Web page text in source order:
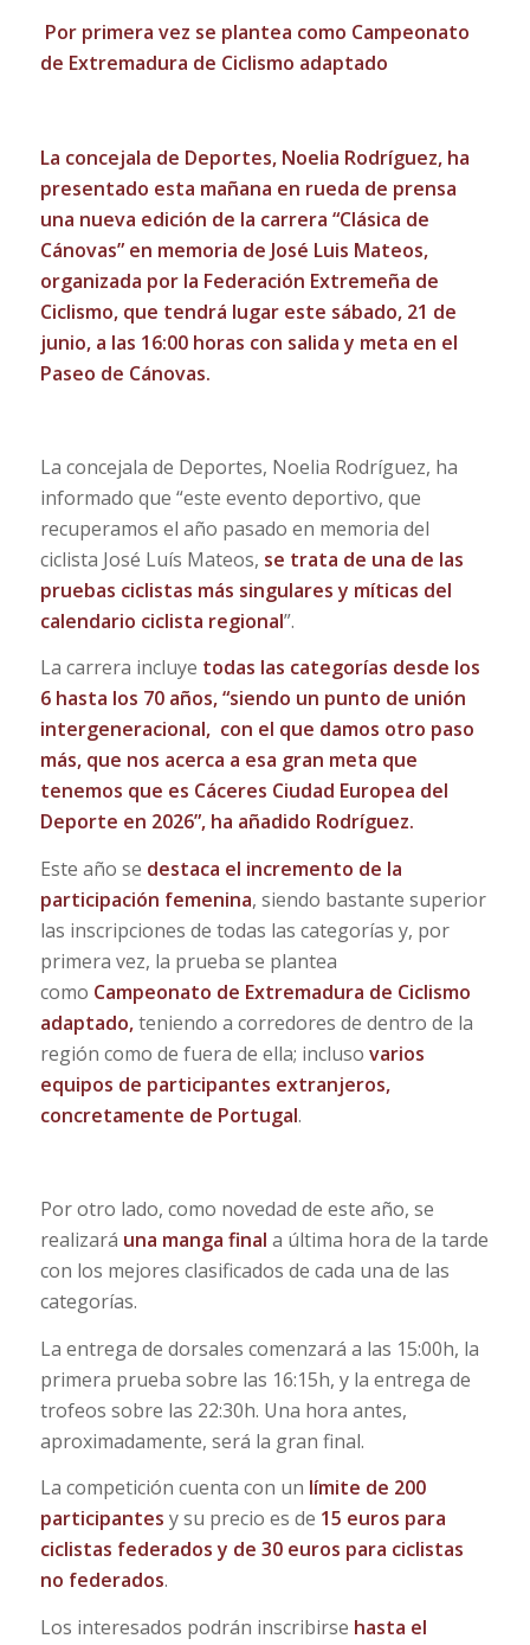
Por primera vez se plantea como Campeonato
de Extremadura de Ciclismo adaptado
La concejala de Deportes, Noelia Rodríguez, ha
presentado esta mañana en rueda de prensa
una nueva edición de la carrera “Clásica de
Cánovas” en memoria de José Luis Mateos,
organizada por la Federación Extremeña de
Ciclismo, que tendrá lugar este sábado, 21 de
junio, a las 16:00 horas con salida y meta en el
Paseo de Cánovas.
La concejala de Deportes, Noelia Rodríguez, ha
informado que “este evento deportivo, que
recuperamos el año pasado en memoria del
ciclista José Luís Mateos, se trata de una de las
pruebas ciclistas más singulares y míticas del
calendario ciclista regional”.
La carrera incluye todas las categorías desde los
6 hasta los 70 años, “siendo un punto de unión
intergeneracional, con el que damos otro paso
más, que nos acerca a esa gran meta que
tenemos que es Cáceres Ciudad Europea del
Deporte en 2026”, ha añadido Rodríguez.
Este año se destaca el incremento de la
participación femenina, siendo bastante superior
las inscripciones de todas las categorías y, por
primera vez, la prueba se plantea
como Campeonato de Extremadura de Ciclismo
adaptado,teniendo a corredores de dentro de la
región como de fuera de ella; incluso varios
equipos de participantes extranjeros,
concretamente de Portugal.
Por otro lado, como novedad de este año, se
realizará una manga final a última hora de la tarde
con los mejores clasificados de cada una de las
categorías.
La entrega de dorsales comenzará a las 15:00h, la
primera prueba sobre las 16:15h, y la entrega de
trofeos sobre las 22:30h. Una hora antes,
aproximadamente, será la gran final.
La competición cuenta con un límite de 200
participantes y su precio es de 15 euros para
ciclistas federados y de 30 euros para ciclistas
no federados.
Los interesados podrán inscribirse hasta el